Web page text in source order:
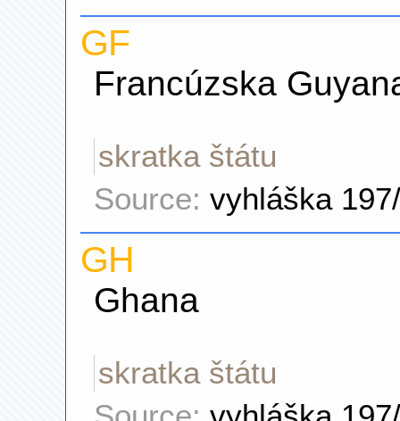
GF
Francúzska
skratka štátu
Source: vyhláška
GH
Ghana
skratka štátu